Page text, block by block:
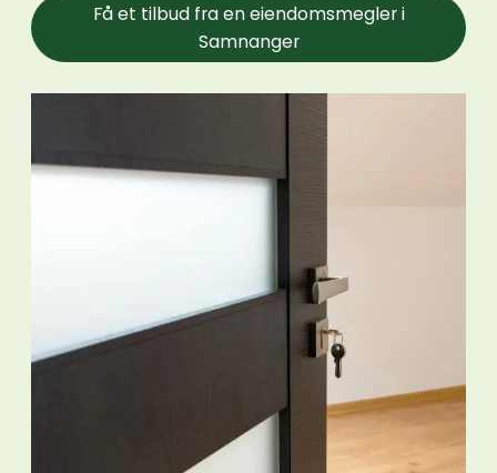
Få et tilbud fra en eiendomsmegler i
Samnanger